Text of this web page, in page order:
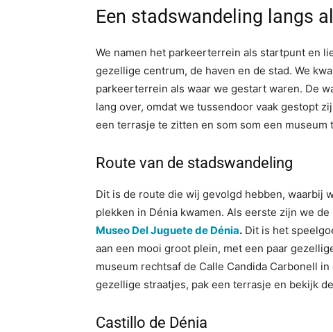
Een stadswandeling langs
We namen het parkeerterrein als startpunt en
gezellige centrum, de haven en de stad. We
parkeerterrein als waar we gestart waren. De
lang over, omdat we tussendoor vaak gestopt
een terrasje te zitten en som som een
Route van de stadswandeling
Dit is de route die wij gevolgd hebben, waarbij
plekken in Dénia kwamen. Als eerste zijn we
Museo Del Juguete de Dénia. Dit is het
aan een mooi groot plein, met een paar
museum rechtsaf de Calle Candida Carbonell
gezellige straatjes, pak een terrasje en bekijk
Castillo de Dénia